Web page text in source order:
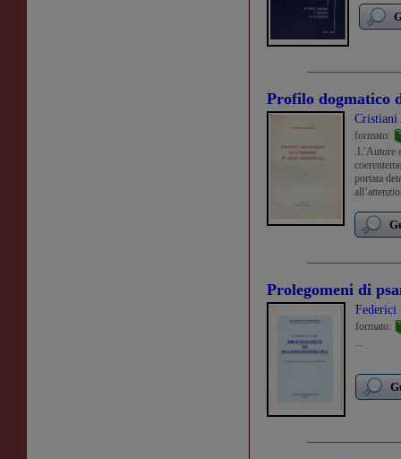
Profilo dogmatico
Cristiani
formato:
.L’Autore
portata
Prolegomeni di
Federici
formato:
...